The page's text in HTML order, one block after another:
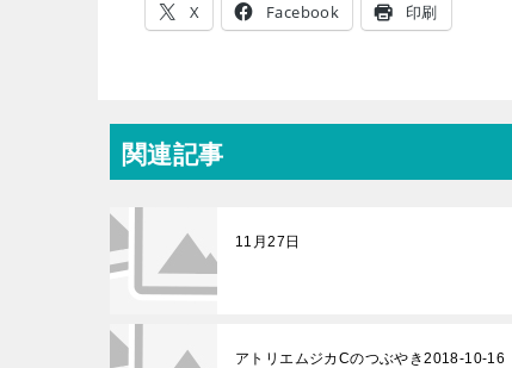
X Facebook 印刷
関連記事
11月27日
アトリエムジカCのつぶやき2018-10-16